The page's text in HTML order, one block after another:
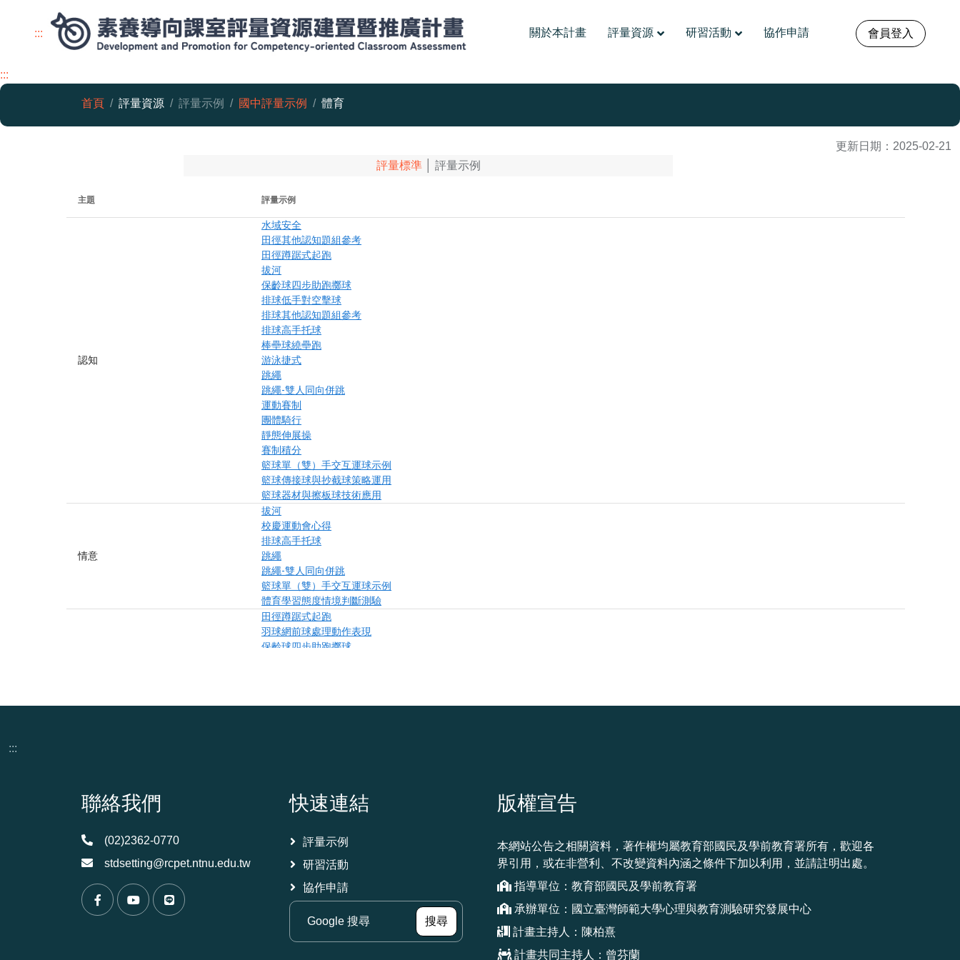
::: 關於本計畫 評量資源 研習活動 協作申請 會員登入
:::
首頁 評量資源 評量示例 國中評量示例 體育
更新日期： 2025-02-21
評量標準│ 評量示例
:::
頁尾資訊
聯絡我們
(02)2362-0770
stdsetting@rcpet.ntnu.edu.tw
（另開新視窗）
（另開新視窗）（另開新視窗）
快速連結
評量示例
研習活動
協作申請
搜尋（另開新視窗）
版權宣告
本網站公告之相關資料，著作權均屬教育部國民及學前教育署所有，歡迎各
界引用，或在非營利、不改變資料內涵之條件下加以利用，並請註明出處。
指導單位：教育部國民及學前教育署
承辦單位：國立臺灣師範大學心理與教育測驗研究發展中心
計畫主持人：陳柏熹
計畫共同主持人：曾芬蘭